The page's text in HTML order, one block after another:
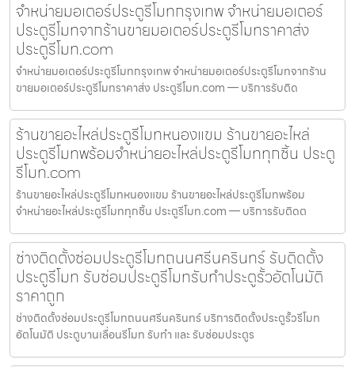
จำหน่ายมอเตอร์ประตูรีโมทกรุงเทพ จำหน่ายมอเตอร์
ประตูรีโมทจากร้านขายมอเตอร์ประตูรีโมทราคาส่ง
ประตูรีโมท.com
จำหน่ายมอเตอร์ประตูรีโมทกรุงเทพ จำหน่ายมอเตอร์ประตูรีโมทจากร้าน
ขายมอเตอร์ประตูรีโมทราคาส่ง ประตูรีโมท.com — บริการรับติด
ร้านขายอะไหล่ประตูรีโมทหนองแขม ร้านขายอะไหล่
ประตูรีโมทพร้อมจำหน่ายอะไหล่ประตูรีโมททุกชิ้น ประตู
รีโมท.com
ร้านขายอะไหล่ประตูรีโมทหนองแขม ร้านขายอะไหล่ประตูรีโมทพร้อม
จำหน่ายอะไหล่ประตูรีโมททุกชิ้น ประตูรีโมท.com — บริการรับติดต
ช่างติดตั้งซ่อมประตูรีโมทถนนศรีนครินทร์ รับติดตั้ง
ประตูรีโมท รับซ่อมประตูรีโมทรับทำประตูรั้วอัตโนมัติ
ราคาถูก
ช่างติดตั้งซ่อมประตูรีโมทถนนศรีนครินทร์ บริการติดตั้งประตูรั้วรีโมท
อัตโนมัติ ประตูบานเลื่อนรีโมท รับทำ และ รับซ่อมประตูร